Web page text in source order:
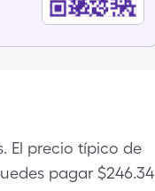
El precio típico de
pagar $246.34